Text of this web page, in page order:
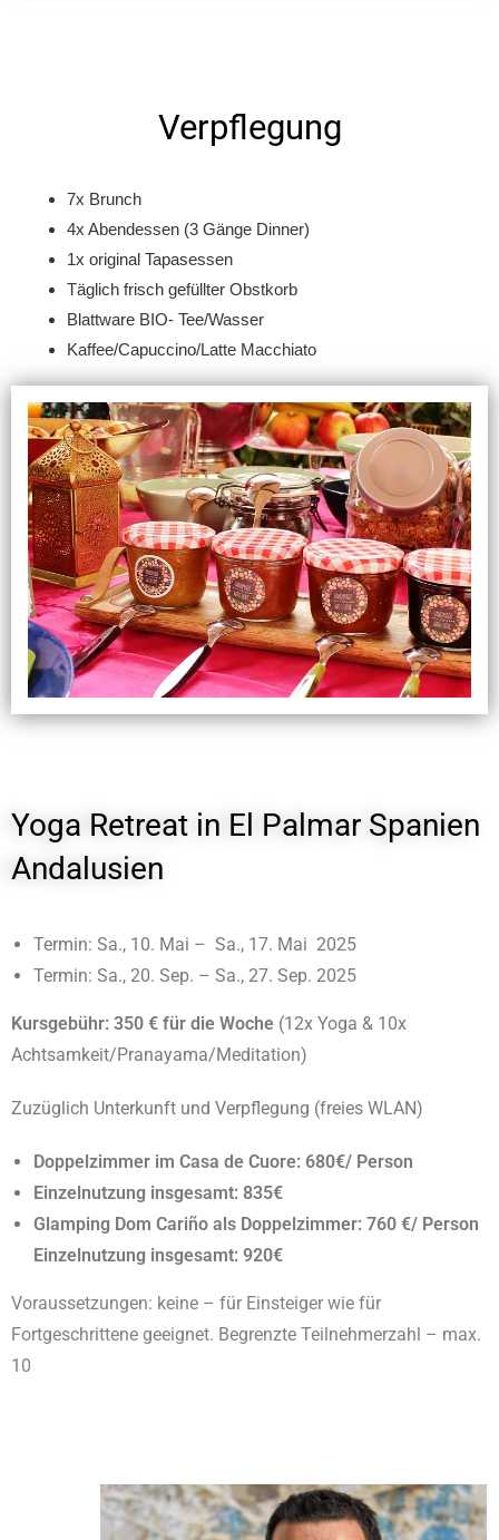
Verpflegung
7x Brunch
4x Abendessen (3 Gänge Dinner)
1x original Tapasessen
Täglich frisch gefüllter Obstkorb
Blattware BIO- Tee/Wasser
Kaffee/Capuccino/Latte Macchiato
Yoga Retreat in El Palmar Spanien
Andalusien
Termin: Sa., 10. Mai – Sa., 17. Mai 2025
Termin: Sa., 20. Sep. – Sa., 27. Sep. 2025
Kursgebühr: 350 € für die Woche (12x Yoga & 10x
Achtsamkeit/Pranayama/Meditation)
Zuzüglich Unterkunft und Verpflegung (freies WLAN)
Doppelzimmer im Casa de Cuore: 680€/ Person
Einzelnutzung insgesamt: 835€
Glamping Dom Cariño als Doppelzimmer: 760 €/ Person
Einzelnutzung insgesamt: 920€
Voraussetzungen: keine – für Einsteiger wie für
Fortgeschrittene geeignet. Begrenzte Teilnehmerzahl – max.
10